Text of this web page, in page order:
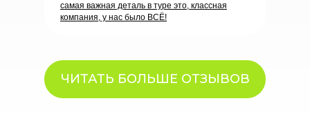
самая важная деталь в туре это, классная
компания, у нас было ВСЁ!
ЧИТАТЬ БОЛЬШЕ ОТЗЫВОВ